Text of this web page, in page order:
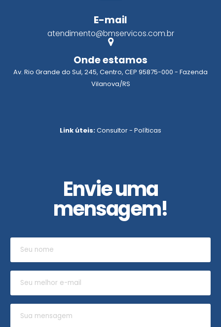
E-mail
atendimento@bmservicos.com.br
Onde estamos
Av. Rio Grande do Sul, 245, Centro, CEP 95875-000 - Fazenda
Vilanova/RS
Link úteis:Consultor- Políticas
Envie uma
mensagem!